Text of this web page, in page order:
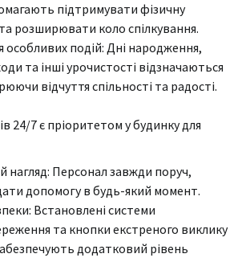
підтримувати фізичну
розширювати коло спілкування.
особливих подій: Дні народження,
та інші урочистості відзначаються
відчуття спільності та радості.
24/7 є пріоритетом у будинку для
нагляд: Персонал завжди поруч,
допомогу в будь-який момент.
Встановлені системи
та кнопки екстреного виклику
додатковий рівень